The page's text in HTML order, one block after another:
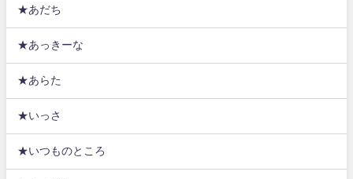
★あだち
★あっきーな
★あらた
★いっさ
★いつものところ